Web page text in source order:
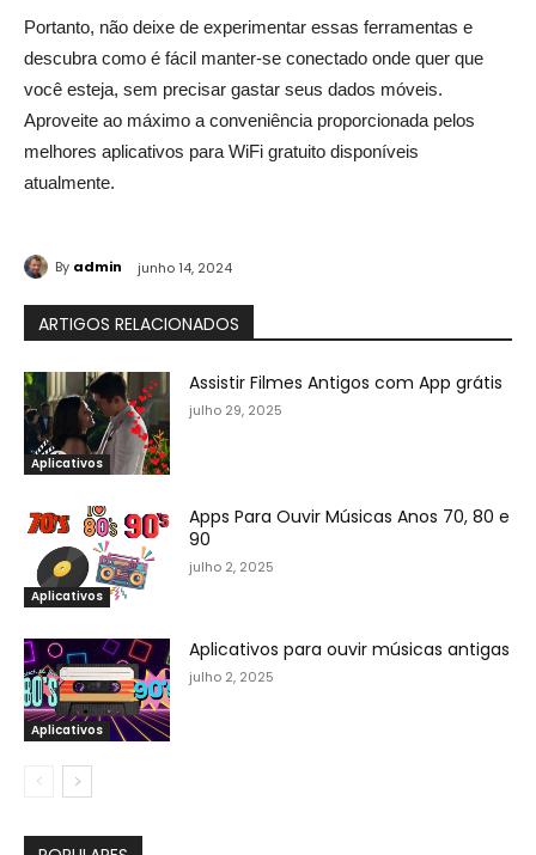
Portanto, não deixe de experimentar essas ferramentas e
descubra como é fácil manter-se conectado onde quer que
você esteja, sem precisar gastar seus dados móveis.
Aproveite ao máximo a conveniência proporcionada pelos
melhores aplicativos para WiFi gratuito disponíveis
atualmente.
By admin junho 14, 2024
ARTIGOS RELACIONADOS
Aplicativos
Assistir Filmes Antigos com App grátis
julho 29, 2025
Aplicativos
Apps Para Ouvir Músicas Anos 70, 80 e
90
julho 2, 2025
Aplicativos
Aplicativos para ouvir músicas antigas
julho 2, 2025